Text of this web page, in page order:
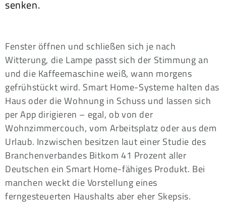
senken.
Fenster öffnen und schließen sich je nach
Witterung, die Lampe passt sich der Stimmung an
und die Kaffeemaschine weiß, wann morgens
gefrühstückt wird. Smart Home-Systeme halten das
Haus oder die Wohnung in Schuss und lassen sich
per App dirigieren – egal, ob von der
Wohnzimmercouch, vom Arbeitsplatz oder aus dem
Urlaub. Inzwischen besitzen laut einer Studie des
Branchenverbandes Bitkom 41 Prozent aller
Deutschen ein Smart Home-fähiges Produkt. Bei
manchen weckt die Vorstellung eines
ferngesteuerten Haushalts aber eher Skepsis.